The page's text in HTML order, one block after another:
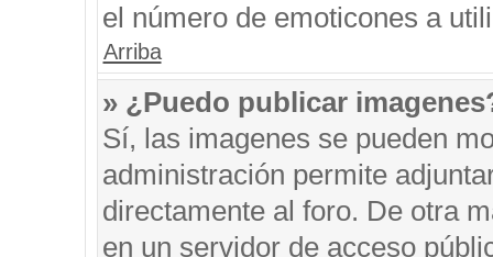
el número de emoticones a
Arriba
» ¿Puedo publicar
Sí, las imagenes se pueden
administración permite
directamente al foro. De otra
en un servidor de acceso